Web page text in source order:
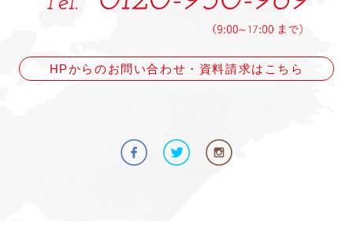
HPからのお問い合わせ・資料請求はこちら